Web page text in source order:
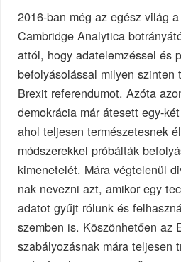
2016-ban még az egész világ
Cambridge Analytica
attól, hogy adatelemzéssel és
befolyásolással milyen
Brexit referendumot. Azóta
demokrácia már átesett egy-
ahol teljesen természetesnek
módszerekkel próbálták
kimenetelét. Mára végtelenül
nak nevezni azt, amikor egy
adatot gyűjt rólunk és
szemben is. Köszönhetően az
szabályozásnak mára teljesen